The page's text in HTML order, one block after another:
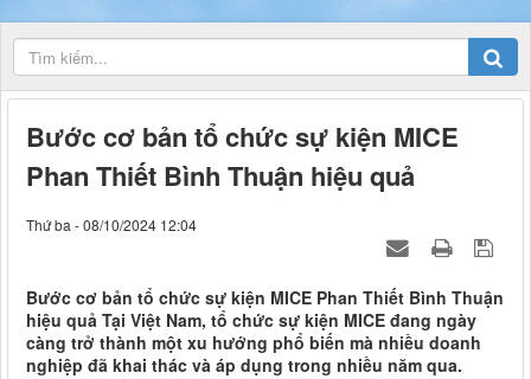
Bước cơ bản tổ chức sự kiện MICE
Phan Thiết Bình Thuận hiệu quả
Thứ ba - 08/10/2024 12:04
Bước cơ bản tổ chức sự kiện MICE Phan Thiết Bình Thuận
hiệu quả Tại Việt Nam, tổ chức sự kiện MICE đang ngày
càng trở thành một xu hướng phổ biến mà nhiều doanh
nghiệp đã khai thác và áp dụng trong nhiều năm qua.